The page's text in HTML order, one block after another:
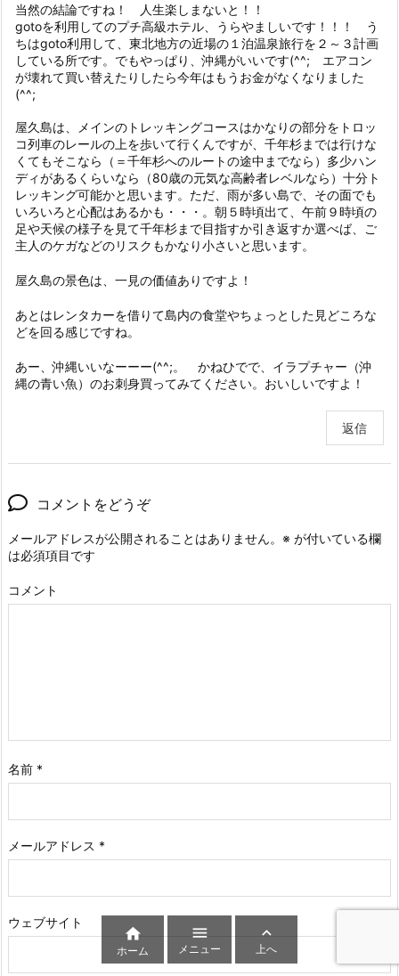
当然の結論ですね！ 人生楽しまないと！！
gotoを利用してのプチ高級ホテル、うらやましいです！！！ う
ちはgoto利用して、東北地方の近場の１泊温泉旅行を２～３計画
している所です。でもやっぱり、沖縄がいいです(^^; エアコン
が壊れて買い替えたりしたら今年はもうお金がなくなりました
(^^;
屋久島は、メインのトレッキングコースはかなりの部分をトロッ
コ列車のレールの上を歩いて行くんですが、千年杉までは行けな
くてもそこなら（＝千年杉へのルートの途中までなら）多少ハン
ディがあるくらいなら（80歳の元気な高齢者レベルなら）十分ト
レッキング可能かと思います。ただ、雨が多い島で、その面でも
いろいろと心配はあるかも・・・。朝５時頃出て、午前９時頃の
足や天候の様子を見て千年杉まで目指すか引き返すか選べば、ご
主人のケガなどのリスクもかなり小さいと思います。
屋久島の景色は、一見の価値ありですよ！
あとはレンタカーを借りて島内の食堂やちょっとした見どころな
どを回る感じですね。
あー、沖縄いいなーーー(^^;。 かねひでで、イラプチャー（沖
縄の青い魚）のお刺身買ってみてください。おいしいですよ！
返信
コメントをどうぞ
メールアドレスが公開されることはありません。 ※ が付いている欄
は必須項目です
コメント
名前 *
メールアドレス *
ウェブサイト

ホーム

メニュー

上へ